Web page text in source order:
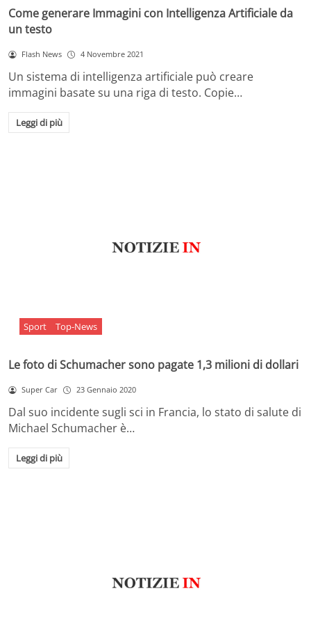
Come generare Immagini con Intelligenza Artificiale da
un testo
Flash News 4 Novembre 2021
Un sistema di intelligenza artificiale può creare
immagini basate su una riga di testo. Copie…
Leggi di più
Sport Top-News
Le foto di Schumacher sono pagate 1,3 milioni di dollari
Super Car 23 Gennaio 2020
Dal suo incidente sugli sci in Francia, lo stato di salute di
Michael Schumacher è…
Leggi di più